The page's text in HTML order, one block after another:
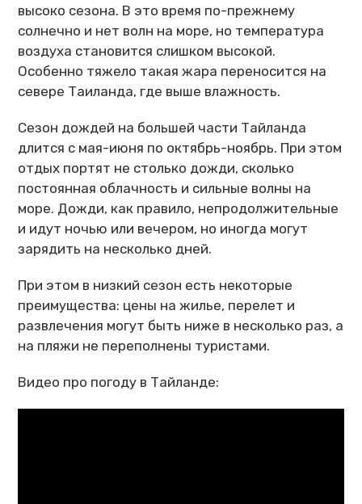
высоко сезона. В это время по-прежнему
солнечно и нет волн на море, но температура
воздуха становится слишком высокой.
Особенно тяжело такая жара переносится на
севере Таиланда, где выше влажность.
Сезон дождей на большей части Тайланда
длится с мая-июня по октябрь-ноябрь. При этом
отдых портят не столько дожди, сколько
постоянная облачность и сильные волны на
море. Дожди, как правило, непродолжительные
и идут ночью или вечером, но иногда могут
зарядить на несколько дней.
При этом в низкий сезон есть некоторые
преимущества: цены на жилье, перелет и
развлечения могут быть ниже в несколько раз, а
на пляжи не переполнены туристами.
Видео про погоду в Тайланде: